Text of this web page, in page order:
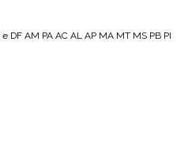
e DF AM PA AC AL AP MA MT MS PB PI